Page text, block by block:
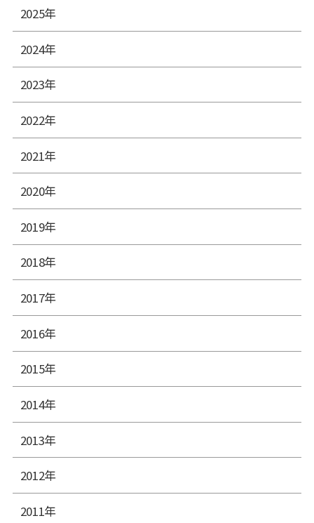
2025年
2024年
2023年
2022年
2021年
2020年
2019年
2018年
2017年
2016年
2015年
2014年
2013年
2012年
2011年